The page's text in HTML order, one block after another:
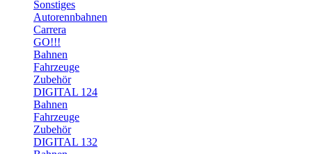
Sonstiges
Autorennbahnen
Carrera
GO!!!
Bahnen
Fahrzeuge
Zubehör
DIGITAL 124
Bahnen
Fahrzeuge
Zubehör
DIGITAL 132